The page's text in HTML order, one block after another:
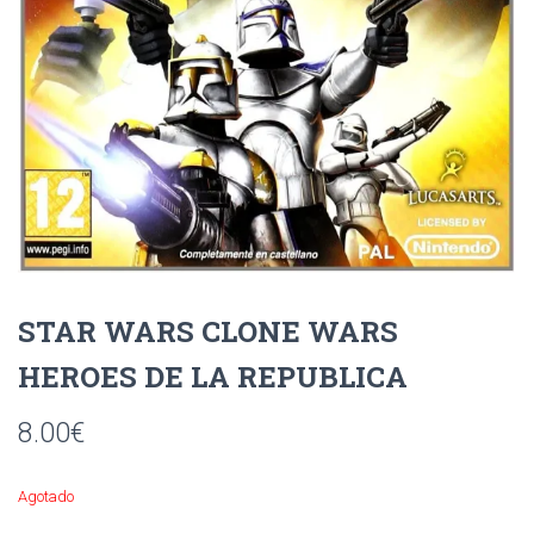
STAR WARS CLONE WARS
HEROES DE LA REPUBLICA
8.00€
Agotado